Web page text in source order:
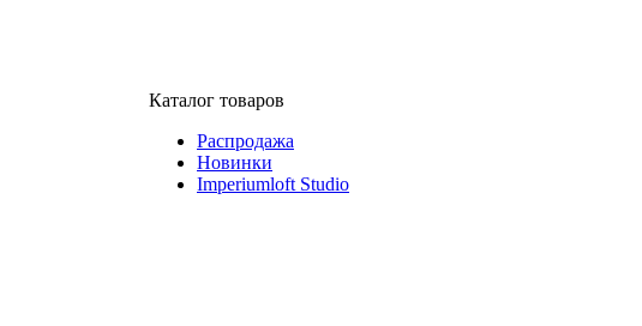
Каталог товаров
Распродажа
Новинки
Imperiumloft Studio